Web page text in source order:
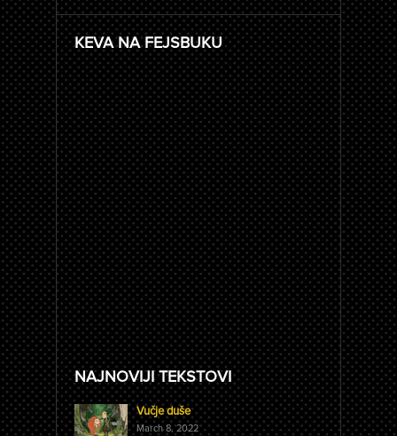
KEVA NA FEJSBUKU
NAJNOVIJI TEKSTOVI
Vučje duše
March 8, 2022